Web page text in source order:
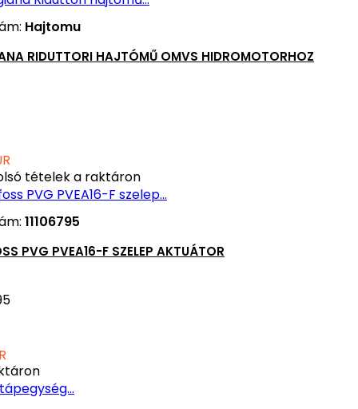
Hajtomu
RIDUTTORI HAJTÓMŰ OMVS HIDROMOTORHOZ
tételek a raktáron
11106795
PVG PVEA16-F SZELEP AKTUÁTOR